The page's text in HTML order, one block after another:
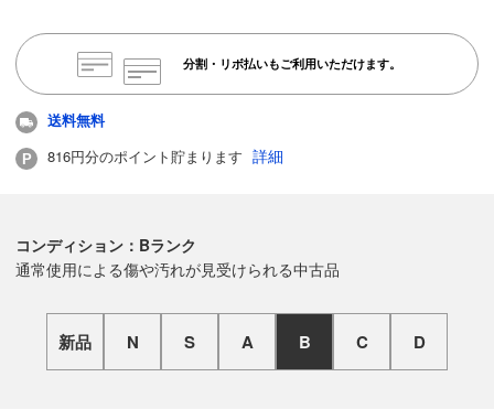
分割・リボ払いもご利用いただけます。
送料無料
816円分のポイント貯まります 詳細
コンディション：Bランク
通常使用による傷や汚れが見受けられる中古品
新品 N S A B C D